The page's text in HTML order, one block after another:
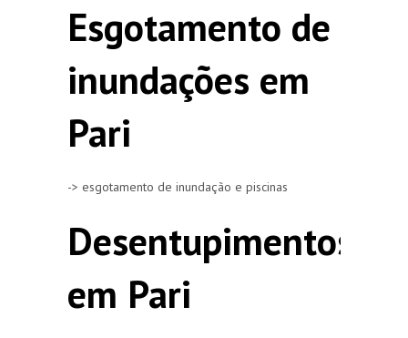
Esgotamento de
inundações em
Pari
-> esgotamento de inundação e piscinas
Desentupimentos
em Pari